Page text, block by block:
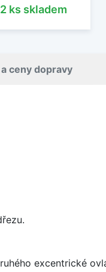
2 ks skladem
ceny dopravy
excentrické